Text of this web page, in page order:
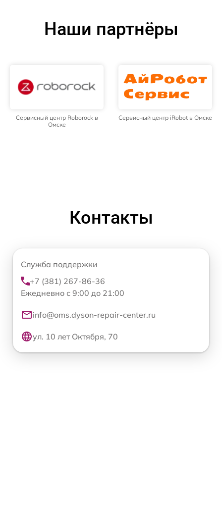
Наши партнёры
Сервисный центр Roborock в
Омске
Сервисный центр iRobot в Омске
Контакты
Служба поддержки
+7 (381) 267-86-36
Ежедневно с 9:00 до 21:00
info@oms.dyson-repair-center.ru
ул. 10 лет Октября, 70